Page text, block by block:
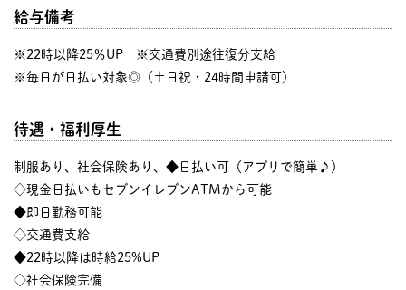
給与備考
※22時以降25％UP ※交通費別途往復分支給
※毎日が日払い対象◎（土日祝・24時間申請可）
待遇・福利厚生
制服あり、社会保険あり、◆日払い可（アプリで簡単♪）
◇現金日払いもセブンイレブンATMから可能
◆即日勤務可能
◇交通費支給
◆22時以降は時給25%UP
◇社会保険完備